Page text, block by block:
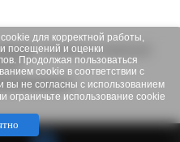
- не является публичной
для корректной работы,
посещений и оценки
Продолжая пользоваться
cookie в соответствии с
вы не согласны с использованием
ограничьте использование cookie